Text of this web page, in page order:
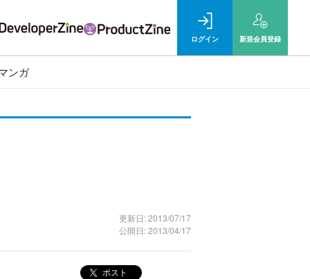
ログイン 新規会員登録
ンガ
更新日: 2013/07/17
公開日: 2013/04/17
ポスト